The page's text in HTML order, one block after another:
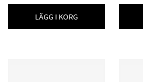
LÄGG I KORG